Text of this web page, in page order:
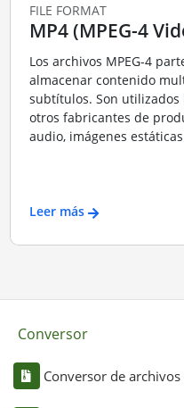
FILE FORMAT
MP4 (MPEG-4
Los archivos MPEG-4
almacenar contenido
subtítulos. Son
otros fabricantes de
audio, imágenes
Leer más
Conversor
Conversor de archivos